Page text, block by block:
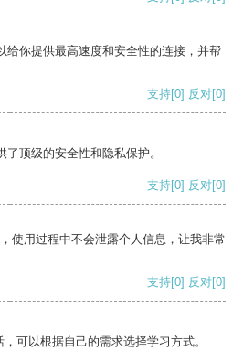
给你提供最高速度和安全性的连接，并帮
支持[0] 反对[0]
顶级的安全性和隐私保护。
支持[0] 反对[0]
使用过程中不会泄露个人信息，让我非常
支持[0] 反对[0]
可以根据自己的需求选择学习方式。